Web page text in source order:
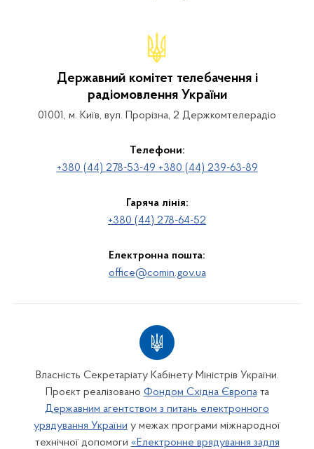
Державний комітет телебачення і
радіомовлення України
01001, м. Київ, вул. Прорізна, 2 Держкомтелерадіо
Телефони:
+380 (44) 278-53-49 +380 (44) 239-63-89
Гаряча лінія:
+380 (44) 278-64-52
Електронна пошта:
office@comin.gov.ua
Власність Секретаріату Кабінету Міністрів України.
Проєкт реалізовано Фондом Східна Європата
Державним агентством з питань електронного
урядування України у межах програми міжнародної
технічної допомоги «Електронне врядування задля